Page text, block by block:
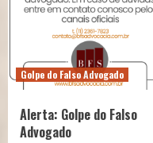
Golpe do Falso Advogado
Alerta: Golpe do Falso
Advogado